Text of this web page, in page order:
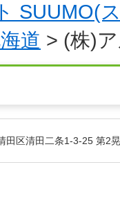
SUUMO(
道 > (株)
田区清田二条1-3-25 第2